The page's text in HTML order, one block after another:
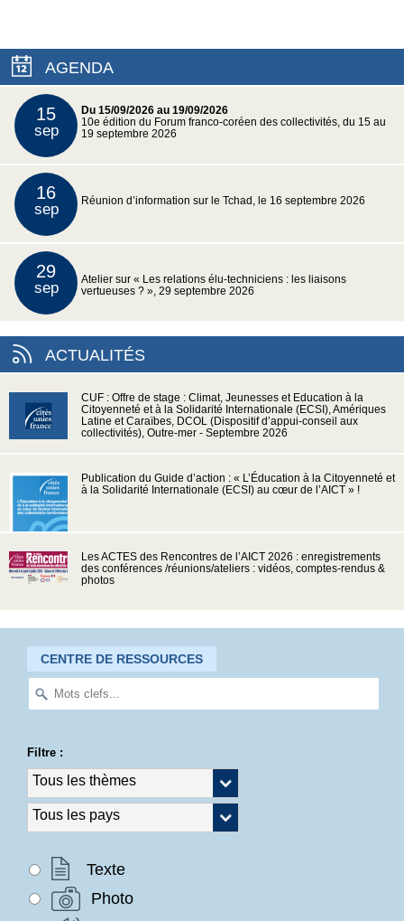
AGENDA
15
sep
Du 15/09/2026 au 19/09/2026
10e édition du Forum franco-coréen des collectivités, du 15 au
19 septembre 2026
16
sep Réunion d’information sur le Tchad, le 16 septembre 2026
29
sep
Atelier sur « Les relations élu-techniciens : les liaisons
vertueuses ? », 29 septembre 2026
ACTUALITÉS
CUF : Offre de stage : Climat, Jeunesses et Education à la
Citoyenneté et à la Solidarité Internationale (ECSI), Amériques
Latine et Caraïbes, DCOL (Dispositif d’appui-conseil aux
collectivités), Outre-mer - Septembre 2026
Publication du Guide d’action : « L’Éducation à la Citoyenneté et
à la Solidarité Internationale (ECSI) au cœur de l’AICT » !
Les ACTES des Rencontres de l’AICT 2026 : enregistrements
des conférences /réunions/ateliers : vidéos, comptes-rendus &
photos
CENTRE DE RESSOURCES
Filtre :
Texte
Photo